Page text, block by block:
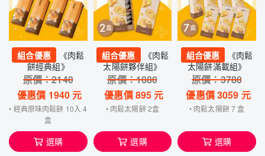
組合優惠
《肉鬆
餅經典組》
原價：2140
優惠價 1940 元
• 經典原味肉鬆餅 10入 4
盒
選購
組合優惠
《肉鬆
太陽餅夥伴組》
原價：1080
優惠價895 元
• 肉鬆太陽餅 2盒
選購
組合優惠
《肉鬆
太陽餅滿載組》
原價：3780
優惠價3059 元
• 肉鬆太陽餅 7 盒
選購